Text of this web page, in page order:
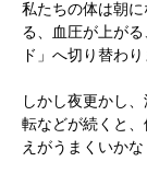
私たちの体は朝
る、血圧が上が
ド」へ切り替わり
しかし夜更かし
転などが続くと
えがうまくいかな